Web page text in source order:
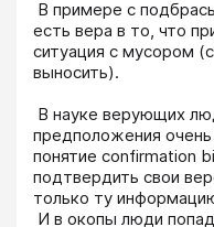
есть вера в то, что
ситуация с мусором
выносить).
предположения
понятие confirmation
подтвердить свои
только ту